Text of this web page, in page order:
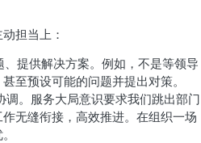
担当上：
提供解决方案。例如，不是等领导
至预设可能的问题并提出对策。
。服务大局意识要求我们跳出部门
无缝衔接，高效推进。在组织一场